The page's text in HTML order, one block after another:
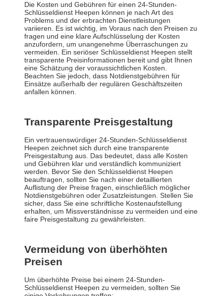
Die Kosten und Gebühren für einen 24-Stunden-
Schlüsseldienst Heepen können je nach Art des
Problems und der erbrachten Dienstleistungen
variieren. Es ist wichtig, im Voraus nach den Preisen zu
fragen und eine klare Aufschlüsselung der Kosten
anzufordern, um unangenehme Überraschungen zu
vermeiden. Ein seriöser Schlüsseldienst Heepen stellt
transparente Preisinformationen bereit und gibt Ihnen
eine Schätzung der voraussichtlichen Kosten.
Beachten Sie jedoch, dass Notdienstgebühren für
Einsätze außerhalb der regulären Geschäftszeiten
anfallen können.
Transparente Preisgestaltung
Ein vertrauenswürdiger 24-Stunden-Schlüsseldienst
Heepen zeichnet sich durch eine transparente
Preisgestaltung aus. Das bedeutet, dass alle Kosten
und Gebühren klar und verständlich kommuniziert
werden. Bevor Sie den Schlüsseldienst Heepen
beauftragen, sollten Sie nach einer detaillierten
Auflistung der Preise fragen, einschließlich möglicher
Notdienstgebühren oder Zusatzleistungen. Stellen Sie
sicher, dass Sie eine schriftliche Kostenaufstellung
erhalten, um Missverständnisse zu vermeiden und eine
faire Preisgestaltung zu gewährleisten.
Vermeidung von überhöhten
Preisen
Um überhöhte Preise bei einem 24-Stunden-
Schlüsseldienst Heepen zu vermeiden, sollten Sie